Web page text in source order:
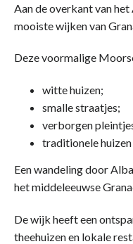
Aan de overkant van
mooiste wijken van
Deze voormalige
witte huizen;
smalle straatjes;
verborgen
traditionele
Een wandeling door
het middeleeuwse
De wijk heeft een
theehuizen en lokale